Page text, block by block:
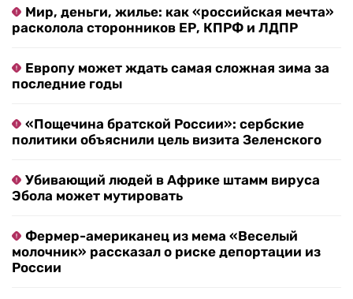
Мир, деньги, жилье: как «российская мечта»
расколола сторонников ЕР, КПРФ и ЛДПР
Европу может ждать самая сложная зима за
последние годы
«Пощечина братской России»: сербские
политики объяснили цель визита Зеленского
Убивающий людей в Африке штамм вируса
Эбола может мутировать
Фермер-американец из мема «Веселый
молочник» рассказал о риске депортации из
России